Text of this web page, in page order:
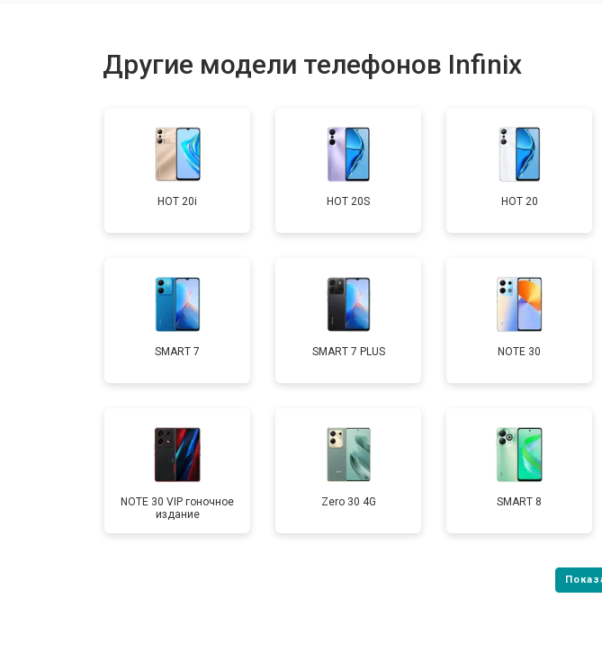
Замена задней крышки
Замена кнопки включения
Ремонт цепи питания
Другие модели телефонов Infinix
HOT 20i HOT 20S HOT 20
SMART 7 SMART 7 PLUS NOTE 30
NOTE 30 VIP гоночное
издание
Zero 30 4G SMART 8